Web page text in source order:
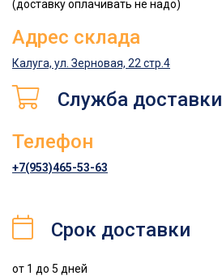
(доставку оплачивать не надо)
Адрес склада
Калуга, ул. Зерновая, 22 стр.4
Служба доставки
Телефон
+7(953)465-53-63
Срок доставки
от 1 до 5 дней